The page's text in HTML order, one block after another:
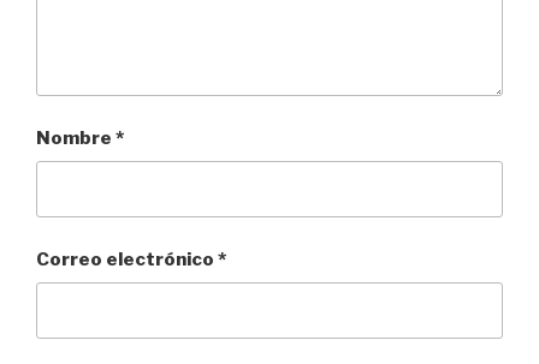
Nombre *
Correo electrónico *